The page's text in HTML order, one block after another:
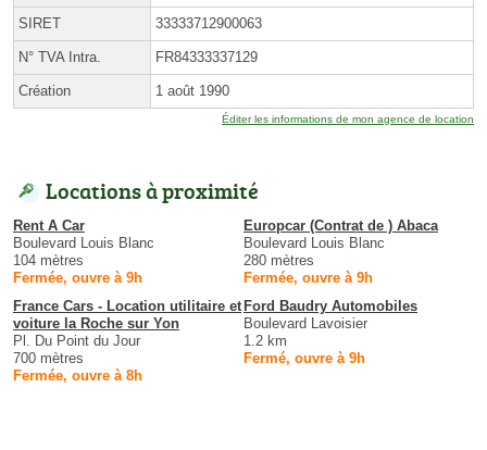
SIRET 33333712900063
N° TVA Intra. FR84333337129
Création 1 août 1990
Éditer les informations de mon agence de location
Locations à proximité
Rent A Car
Boulevard Louis Blanc
104 mètres
Fermée, ouvre à 9h
Europcar (Contrat de ) Abaca
Boulevard Louis Blanc
280 mètres
Fermée, ouvre à 9h
France Cars - Location utilitaire et
voiture la Roche sur Yon
Pl. Du Point du Jour
700 mètres
Fermée, ouvre à 8h
Ford Baudry Automobiles
Boulevard Lavoisier
1.2 km
Fermé, ouvre à 9h